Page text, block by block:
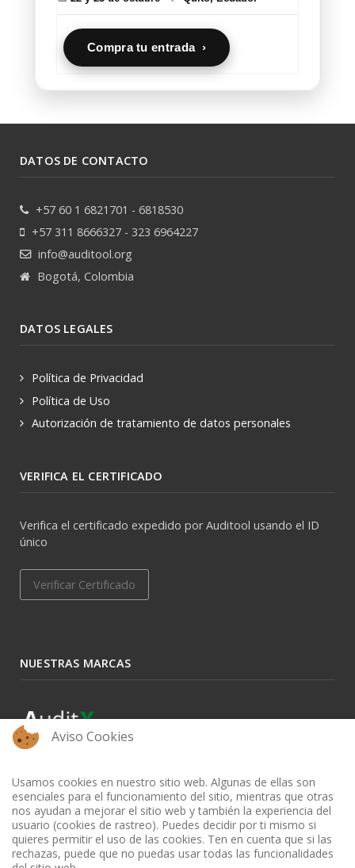
Compra tu entrada ›
DATOS DE CONTACTO
+57 60 1 6821701 - 6818530
+57 311 8666327 - 323 6964227
info@auditool.org
Bogotá, Colombia
DATOS LEGALES
Política de Privacidad
Política de Uso
Autorización de tratamiento de datos personales
VERIFICA EL CERTIFICADO
Verifica el certificado expedido por Auditool usando el ID
único
Verificar Certificado
NUESTRAS MARCAS
Aviso Cookies
Usamos cookies en nuestro sitio web. Algunas de ellas son
esenciales para el funcionamiento del sitio, mientras que otras
nos ayudan a mejorar el sitio web y también la experiencia del
usuario (cookies de rastreo). Puedes decidir por ti mismo si
quieres permitir el uso de las cookies. Ten en cuenta que si las
rechazas, puede que no puedas usar todas las funcionalidades